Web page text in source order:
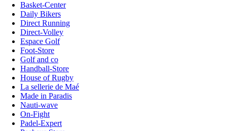
Basket-Center
Daily Bikers
Direct Running
Direct-Volley
Espace Golf
Foot-Store
Golf and co
Handball-Store
House of Rugby
La sellerie de Maé
Made in Paradis
Nauti-wave
On-Fight
Padel-Expert